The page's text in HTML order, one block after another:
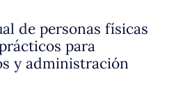
de personas físicas
para
y administración